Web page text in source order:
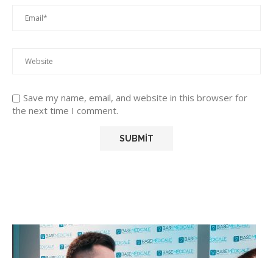
Save my name, email, and website in this browser for
the next time I comment.